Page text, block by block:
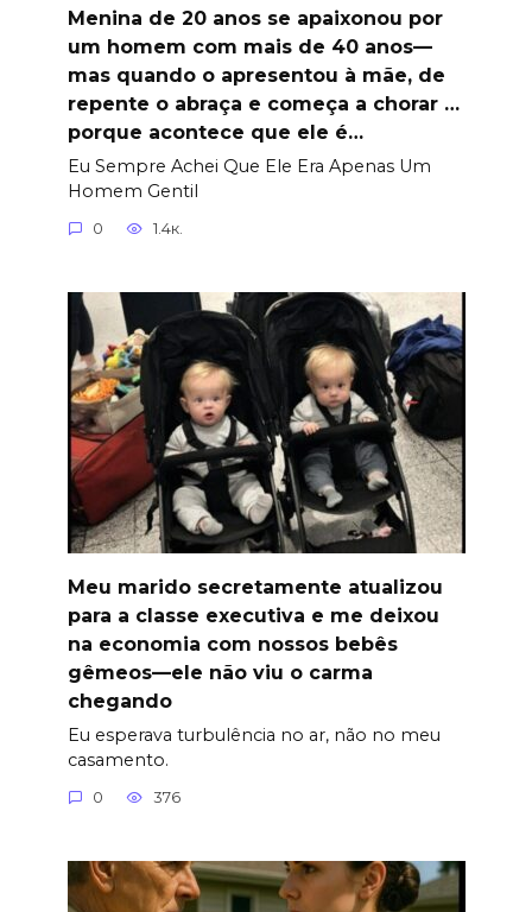
Menina de 20 anos se apaixonou por
um homem com mais de 40 anos—
mas quando o apresentou à mãe, de
repente o abraça e começa a chorar …
porque acontece que ele é…
Eu Sempre Achei Que Ele Era Apenas Um
Homem Gentil
0 1.4к.
Meu marido secretamente atualizou
para a classe executiva e me deixou
na economia com nossos bebês
gêmeos—ele não viu o carma
chegando
Eu esperava turbulência no ar, não no meu
casamento.
0 376